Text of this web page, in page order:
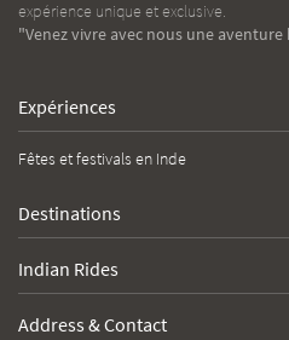
expérience unique et exclusive.
"Venez vivre avec nous une
Expériences
Fêtes et festivals en Inde
Destinations
Indian Rides
Address & Contact